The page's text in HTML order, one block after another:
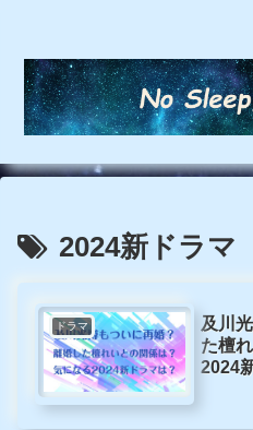
2024新ドラマ
ドラマ
及川
た檀
2024